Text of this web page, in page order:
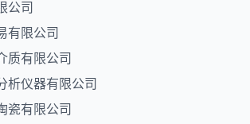
公司
有限公司
质有限公司
析仪器有限公司
瓷有限公司